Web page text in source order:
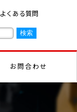
よくある質問
お問合わせ